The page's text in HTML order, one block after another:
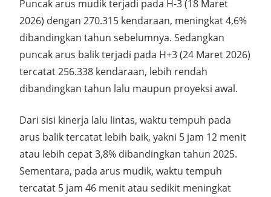
Puncak arus mudik terjadi pada H-3 (18 Maret
2026) dengan 270.315 kendaraan, meningkat 4,6%
dibandingkan tahun sebelumnya. Sedangkan
puncak arus balik terjadi pada H+3 (24 Maret 2026)
tercatat 256.338 kendaraan, lebih rendah
dibandingkan tahun lalu maupun proyeksi awal.
Dari sisi kinerja lalu lintas, waktu tempuh pada
arus balik tercatat lebih baik, yakni 5 jam 12 menit
atau lebih cepat 3,8% dibandingkan tahun 2025.
Sementara, pada arus mudik, waktu tempuh
tercatat 5 jam 46 menit atau sedikit meningkat